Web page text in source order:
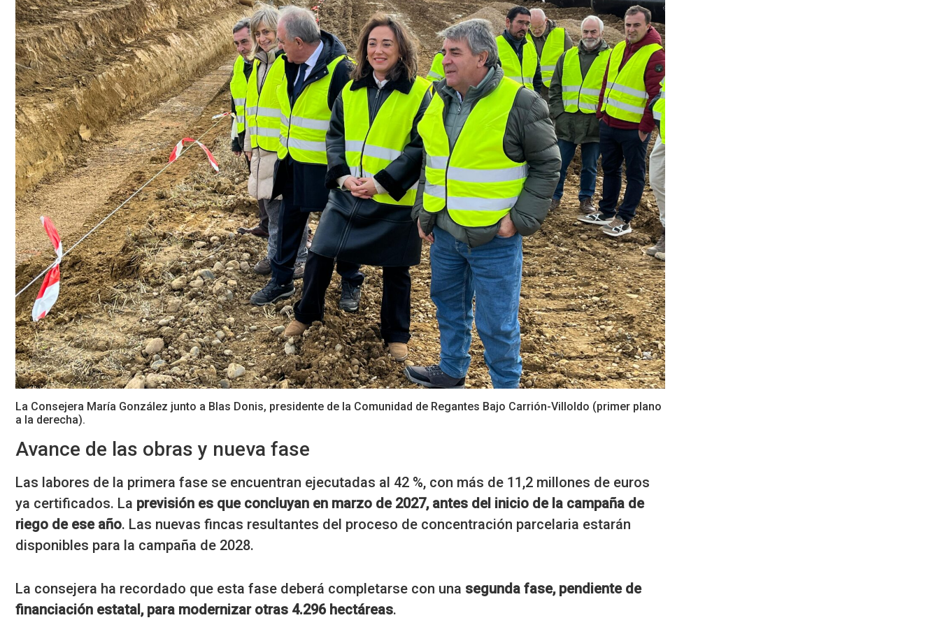
La Consejera María González junto a Blas Donis, presidente de la Comunidad de Regantes Bajo Carrión-Villoldo (primer plano
a la derecha).
Avance de las obras y nueva fase
Las labores de la primera fase se encuentran ejecutadas al 42 %, con más de 11,2 millones de euros
ya certificados. La previsión es que concluyan en marzo de 2027, antes del inicio de la campaña de
riego de ese año. Las nuevas fincas resultantes del proceso de concentración parcelaria estarán
disponibles para la campaña de 2028.
La consejera ha recordado que esta fase deberá completarse con una segunda fase, pendiente de
financiación estatal, para modernizar otras 4.296 hectáreas.